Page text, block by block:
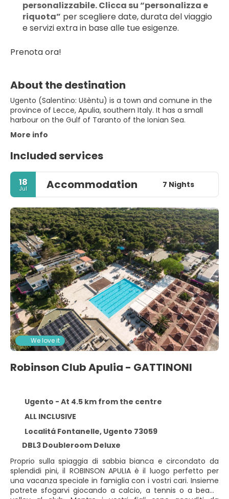
personalizzabile. Clicca su “personalizza e
riquota” per scegliere date, durata del viaggio
e servizi extra in base alle tue esigenze.
Prenota ora!
About the destination
Ugento (Salentino: Ušèntu) is a town and comune in the
province of Lecce, Apulia, southern Italy. It has a small
harbour on the Gulf of Taranto of the Ionian Sea.
More info
Included services
18
Jul Accommodation 7 Nights
We love it
Robinson Club Apulia - GATTINONI
Ugento - At 4.5 km from the centre
ALL INCLUSIVE
Localitá Fontanelle, Ugento 73059
DBL3 Doubleroom Deluxe
Proprio sulla spiaggia di sabbia bianca e circondato da
splendidi pini, il ROBINSON APULIA è il luogo perfetto per
una vacanza speciale in famiglia con i vostri cari. Insieme
potrete sfogarvi giocando a calcio, a tennis o a beach